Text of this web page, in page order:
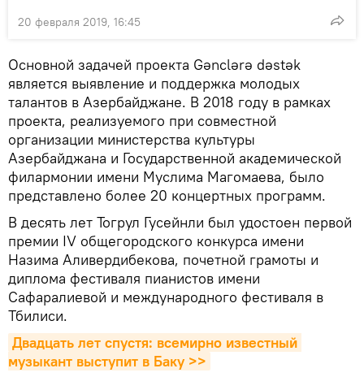
20 февраля 2019, 16:45
Основной задачей проекта Gənclərə dəstək
является выявление и поддержка молодых
талантов в Азербайджане. В 2018 году в рамках
проекта, реализуемого при совместной
организации министерства культуры
Азербайджана и Государственной академической
филармонии имени Муслима Магомаева, было
представлено более 20 концертных программ.
В десять лет Тогрул Гусейнли был удостоен первой
премии IV общегородского конкурса имени
Назима Аливердибекова, почетной грамоты и
диплома фестиваля пианистов имени
Сафаралиевой и международного фестиваля в
Тбилиси.
Двадцать лет спустя: всемирно известный
музыкант выступит в Баку >>